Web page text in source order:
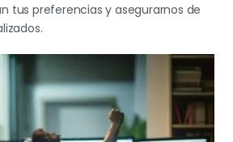
tus preferencias y asegurarnos de